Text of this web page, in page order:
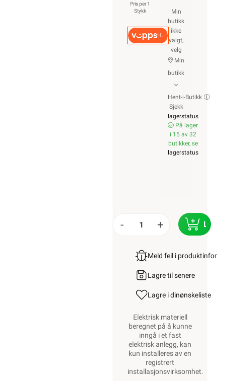
Pris per 1
Stykk
Hurtigkasse
Min
butikk
ikke
valgt,
velg
Min
butikk
Hent-i-Butikk
Sjekk
lagerstatus
På lager
i 15 av 32
butikker, se
lagerstatus
- +
Meld feil i
Lagre til senere
Lagre i dinønskeliste
Elektrisk materiell
beregnet på å kunne
inngå i et fast
elektrisk anlegg, kan
kun installeres av en
registrert
installasjonsvirksomhet.